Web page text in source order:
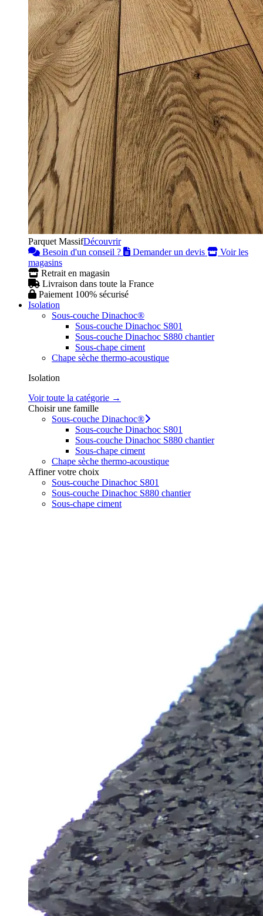
Parquet MassifDécouvrir
Besoin d'un conseil ?
Demander un devis
Voir les
magasins
Retrait en magasin
Livraison dans toute la France
Paiement 100% sécurisé
Isolation
Sous-couche Dinachoc®
Sous-couche Dinachoc S801
Sous-couche Dinachoc S880 chantier
Sous-chape ciment
Chape sèche thermo-acoustique
Isolation
Voir toute la catégorie →
Choisir une famille
Sous-couche Dinachoc®
Sous-couche Dinachoc S801
Sous-couche Dinachoc S880 chantier
Sous-chape ciment
Chape sèche thermo-acoustique
Affiner votre choix
Sous-couche Dinachoc S801
Sous-couche Dinachoc S880 chantier
Sous-chape ciment